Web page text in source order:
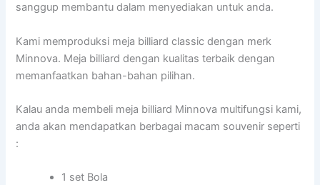
sanggup membantu dalam menyediakan untuk anda.
Kami memproduksi meja billiard classic dengan merk
Minnova. Meja billiard dengan kualitas terbaik dengan
memanfaatkan bahan-bahan pilihan.
Kalau anda membeli meja billiard Minnova multifungsi kami,
anda akan mendapatkan berbagai macam souvenir seperti
:
1 set Bola